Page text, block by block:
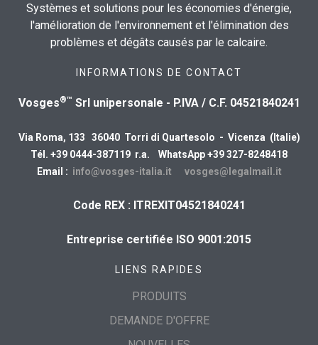
Systèmes et solutions pour les économies d'énergie,
l'amélioration de l'environnement et l'élimination des
problèmes et dégâts causés par le calcaire.
INFORMATIONS DE CONTACT
Vosges®™ Srl unipersonale - P.IVA / C.F. 04521840241
Via Roma, 133 36040 Torri di Quartesolo - Vicenza (Italie)
Tél. +39 0444-387119 r.a. WhatsApp +39 327-8248418
Email : info@vosges-italia.it vosges@legalmail.it
Code REX : ITREXIT04521840241
Entreprise certifiée ISO 9001:2015
LIENS RAPIDES
PRODUITS
DEMANDE D'OFFRE